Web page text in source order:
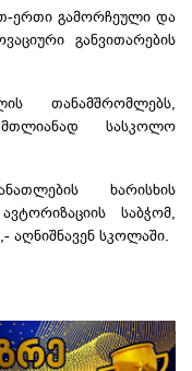
ერთი გამორჩეული და
განვითარების
თანამშრომლებს,
სასკოლო
ხარისხის
საბჭომ,
აღნიშნავენ სკოლაში.